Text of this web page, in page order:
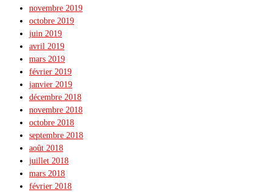
novembre 2019
octobre 2019
juin 2019
avril 2019
mars 2019
février 2019
janvier 2019
décembre 2018
novembre 2018
octobre 2018
septembre 2018
août 2018
juillet 2018
mars 2018
février 2018